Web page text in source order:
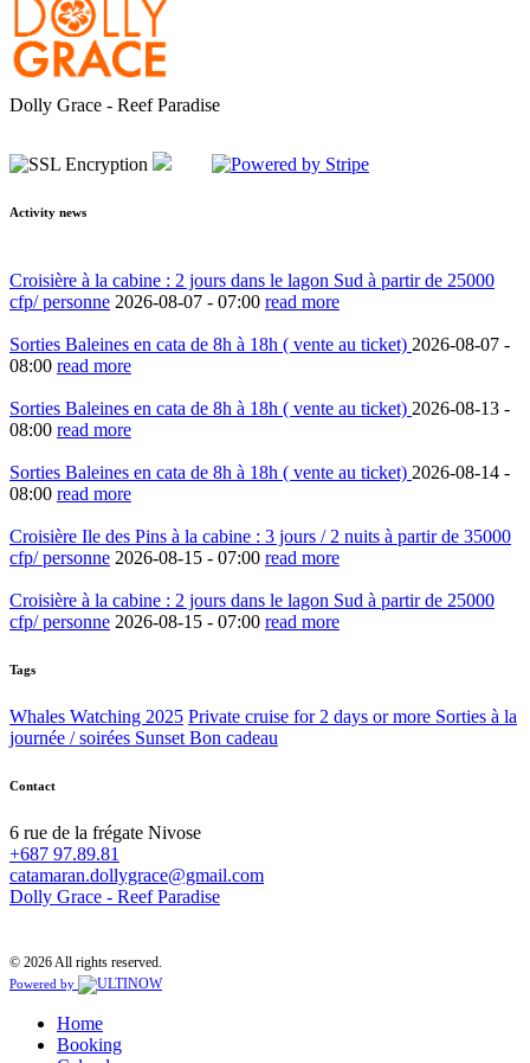
Dolly Grace - Reef Paradise
Activity news
Croisière à la cabine : 2 jours dans le lagon Sud à partir de 25000
cfp/ personne 2026-08-07 - 07:00 read more
Sorties Baleines en cata de 8h à 18h ( vente au ticket) 2026-08-07 -
08:00 read more
Sorties Baleines en cata de 8h à 18h ( vente au ticket) 2026-08-13 -
08:00 read more
Sorties Baleines en cata de 8h à 18h ( vente au ticket) 2026-08-14 -
08:00 read more
Croisière Ile des Pins à la cabine : 3 jours / 2 nuits à partir de 35000
cfp/ personne 2026-08-15 - 07:00 read more
Croisière à la cabine : 2 jours dans le lagon Sud à partir de 25000
cfp/ personne 2026-08-15 - 07:00 read more
Tags
Whales Watching 2025 Private cruise for 2 days or more Sorties à la
journée / soirées Sunset Bon cadeau
Contact
6 rue de la frégate Nivose
+687 97.89.81
catamaran.dollygrace@gmail.com
Dolly Grace - Reef Paradise
© 2026 All rights reserved.
Powered by
Home
Booking